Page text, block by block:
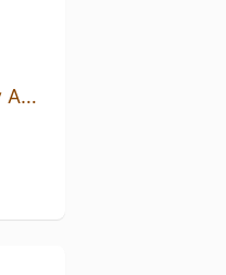
3.75/5. Would Marry Again.